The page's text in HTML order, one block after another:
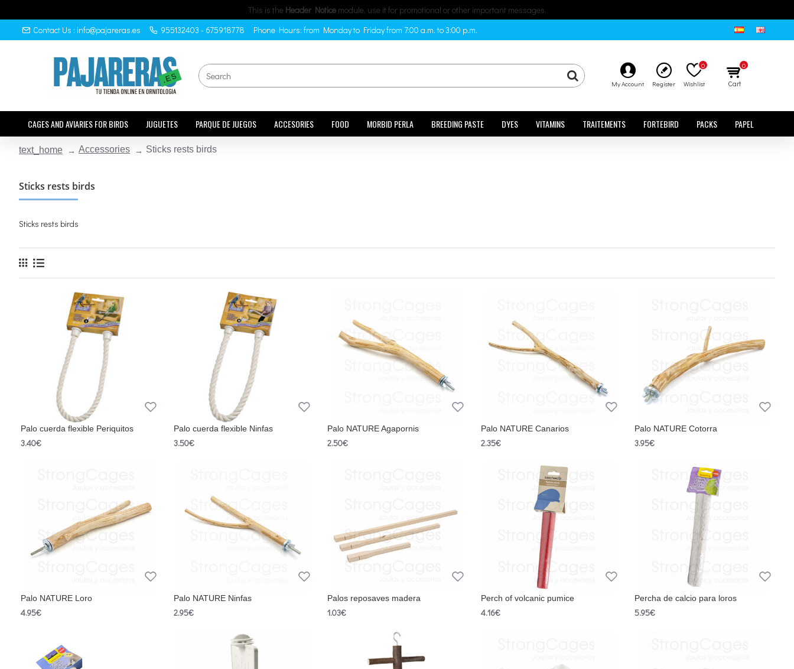
This is the Header Notice module, use it for promotional or other important messages.
Contact Us : info@pajareras.es
955132403 - 675918778 Phone Hours: from Monday to Friday from 7:00 a.m. to 3:00 p.m.
My Account Register Wishlist
0
Cart
0
CAGES AND AVIARIES FOR BIRDS JUGUETES PARQUE DE JUEGOS ACCESORIES FOOD MORBID PERLA BREEDING PASTE DYES VITAMINS TRAITEMENTS FORTEBIRD PACKS PAPEL
text_home Accessories Sticks rests birds
Sticks rests birds
Sticks rests birds
Palo cuerda flexible Periquitos
3.40€
Palo cuerda flexible Ninfas
3.50€
Palo NATURE Agapornis
2.50€
Palo NATURE Canarios
2.35€
Palo NATURE Cotorra
3.95€
Palo NATURE Loro
4.95€
Palo NATURE Ninfas
2.95€
Palos reposaves madera
1.03€
Perch of volcanic pumice
4.16€
Percha de calcio para loros
5.95€